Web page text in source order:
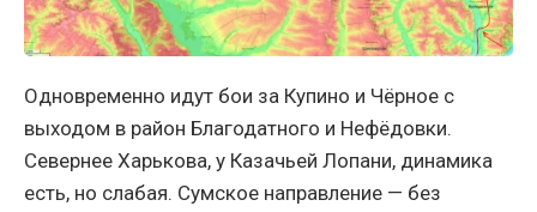
Одновременно идут бои за Купино и Чёрное с
выходом в район Благодатного и Нефёдовки.
Севернее Харькова, у Казачьей Лопани, динамика
есть, но слабая. Сумское направление — без